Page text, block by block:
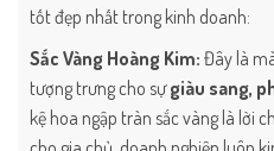
tốt đẹp nhất trong kinh doanh:
Sắc Vàng Hoàng Kim: Đây là
tượng trưng cho sựgiàu sang,
kệ hoa ngập tràn sắc vàng là lời